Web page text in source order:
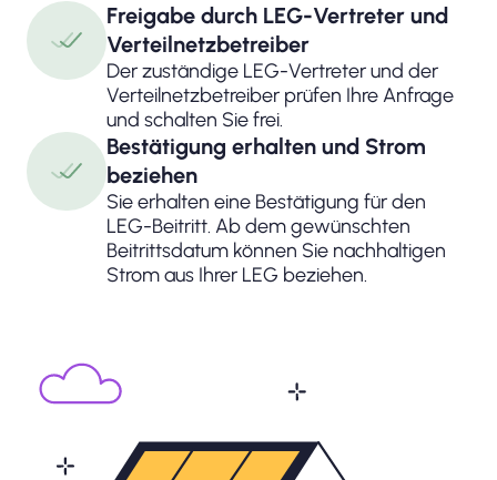
Freigabe durch LEG-Vertreter und
Verteilnetzbetreiber
Der zuständige LEG-Vertreter und der
Verteilnetzbetreiber prüfen Ihre Anfrage
und schalten Sie frei.
Bestätigung erhalten und Strom
beziehen
Sie erhalten eine Bestätigung für den
LEG-Beitritt. Ab dem gewünschten
Beitrittsdatum können Sie nachhaltigen
Strom aus Ihrer LEG beziehen.